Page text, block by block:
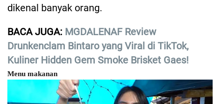
dikenal banyak orang.
BACA JUGA: MGDALENAF Review
Drunkenclam Bintaro yang Viral di TikTok,
Kuliner Hidden Gem Smoke Brisket Gaes!
Menu makanan